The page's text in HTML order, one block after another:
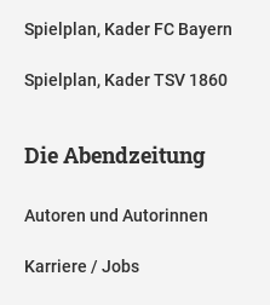
Spielplan, Kader FC Bayern
Spielplan, Kader TSV 1860
Die Abendzeitung
Autoren und Autorinnen
Karriere / Jobs